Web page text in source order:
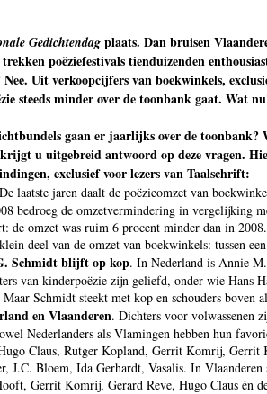
Gedichtendag plaats. Dan bruisen
poëziefestivals tienduizenden
Nee. Uit verkoopcijfers van boekwinkels,
steeds minder over de toonbank gaat. Wat
gaan er jaarlijks over de toonbank?
u uitgebreid antwoord op deze vragen.
exclusief voor lezers van Taalschrift:
laatste jaren daalt de poëzieomzet van
bedroeg de omzetvermindering in vergelijking
de omzet was ruim 6 procent minder dan in
deel van de omzet van boekwinkels: tussen
Schmidt blijft op kop. In Nederland is Annie
van kinderpoëzie zijn geliefd, onder wie Hans
Schmidt steekt met kop en schouders boven
en Vlaanderen. Dichters voor volwassenen
Nederlanders als Vlamingen hebben hun
Claus, Rutger Kopland, Gerrit Komrij, Gerrit
J.C. Bloem, Ida Gerhardt, Vasalis. In
Gerrit Komrij, Gerard Reve, Hugo Claus én